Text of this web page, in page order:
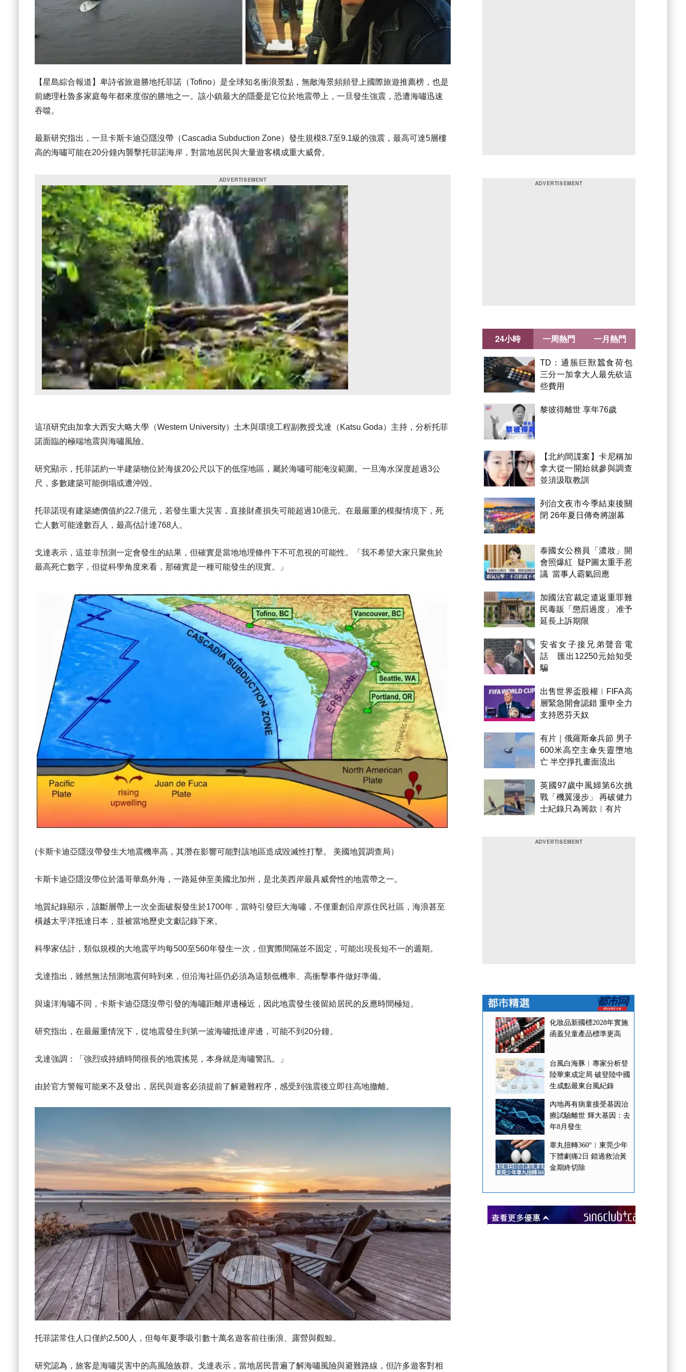
【星島綜合報道】卑詩省旅遊勝地托菲諾（Tofino）是全球知名衝浪景點，無敵海景頻頻登上國際旅遊推薦榜，也是
前總理杜魯多家庭每年都來度假的勝地之一。該小鎮最大的隱憂是它位於地震帶上，一旦發生強震，恐遭海嘯迅速
吞噬。
最新研究指出，一旦卡斯卡迪亞隱沒帶（Cascadia Subduction Zone）發生規模8.7至9.1級的強震，最高可達5層樓
高的海嘯可能在20分鐘內襲擊托菲諾海岸，對當地居民與大量遊客構成重大威脅。
這項研究由加拿大西安大略大學（Western University）土木與環境工程副教授戈達（Katsu Goda）主持，分析托菲
諾面臨的極端地震與海嘯風險。
研究顯示，托菲諾約一半建築物位於海拔20公尺以下的低窪地區，屬於海嘯可能淹沒範圍。一旦海水深度超過3公
尺，多數建築可能倒塌或遭沖毀。
托菲諾現有建築總價值約22.7億元，若發生重大災害，直接財產損失可能超過10億元。在最嚴重的模擬情境下，死
亡人數可能達數百人，最高估計達768人。
戈達表示，這並非預測一定會發生的結果，但確實是當地地理條件下不可忽視的可能性。「我不希望大家只聚焦於
最高死亡數字，但從科學角度來看，那確實是一種可能發生的現實。」
(卡斯卡迪亞隱沒帶發生大地震機率高，其潛在影響可能對該地區造成毀滅性打擊。 美國地質調查局）
卡斯卡迪亞隱沒帶位於溫哥華島外海，一路延伸至美國北加州，是北美西岸最具威脅性的地震帶之一。
地質紀錄顯示，該斷層帶上一次全面破裂發生於1700年，當時引發巨大海嘯，不僅重創沿岸原住民社區，海浪甚至
橫越太平洋抵達日本，並被當地歷史文獻記錄下來。
科學家估計，類似規模的大地震平均每500至560年發生一次，但實際間隔並不固定，可能出現長短不一的週期。
戈達指出，雖然無法預測地震何時到來，但沿海社區仍必須為這類低機率、高衝擊事件做好準備。
與遠洋海嘯不同，卡斯卡迪亞隱沒帶引發的海嘯距離岸邊極近，因此地震發生後留給居民的反應時間極短。
研究指出，在最嚴重情況下，從地震發生到第一波海嘯抵達岸邊，可能不到20分鐘。
戈達強調：「強烈或持續時間很長的地震搖晃，本身就是海嘯警訊。」
由於官方警報可能來不及發出，居民與遊客必須提前了解避難程序，感受到強震後立即往高地撤離。
托菲諾常住人口僅約2,500人，但每年夏季吸引數十萬名遊客前往衝浪、露營與觀鯨。
研究認為，旅客是海嘯災害中的高風險族群。戈達表示，當地居民普遍了解海嘯風險與避難路線，但許多遊客對相
24小時
TD：通脹巨獸蠶食荷包
三分一加拿大人最先砍這
些費用
黎彼得離世 享年76歲
【北約間諜案】卡尼稱加
拿大從一開始就參與調查
並須汲取教訓
列治文夜市今季結束後關
閉 26年夏日傳奇將謝幕
泰國女公務員「濃妝」開
會照爆紅 疑P圖太重手惹
議 當事人霸氣回應
加國法官裁定遣返重罪難
民毒販「懲罰過度」 准予
延長上訴期限
安省女子接兄弟聲音電
話 匯出12250元始知受
騙
出售世界盃股權︱FIFA高
層緊急開會認錯 重申全力
支持恩芬天奴
有片｜俄羅斯傘兵節 男子
600米高空主傘失靈墮地
亡 半空掙扎畫面流出
英國97歲中風婦第6次挑
戰「機翼漫步」 再破健力
士紀錄只為籌款︱有片
一周熱門 一月熱門